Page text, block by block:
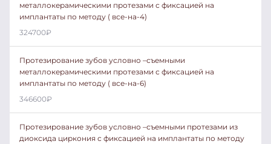
металлокерамическими протезами с фиксацией на
имплантаты по методу ( все-на-4)
324700₽
Протезирование зубов условно –съемными
металлокерамическими протезами с фиксацией на
имплантаты по методу ( все-на-6)
346600₽
Протезирование зубов условно –съемными протезами из
диоксида циркония с фиксацией на имплантаты по методу